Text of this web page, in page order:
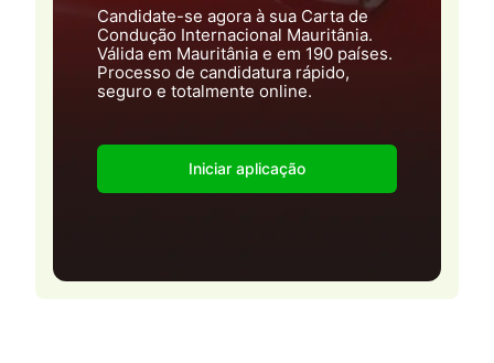
Candidate-se agora à sua Carta de
Condução Internacional Mauritânia.
Válida em Mauritânia e em 190 países.
Processo de candidatura rápido,
seguro e totalmente online.
Iniciar aplicação